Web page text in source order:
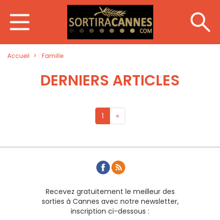
Accueil Famille
DERNIERS ARTICLES
1 »
Recevez gratuitement le meilleur des
sorties à Cannes avec notre newsletter,
inscription ci-dessous :